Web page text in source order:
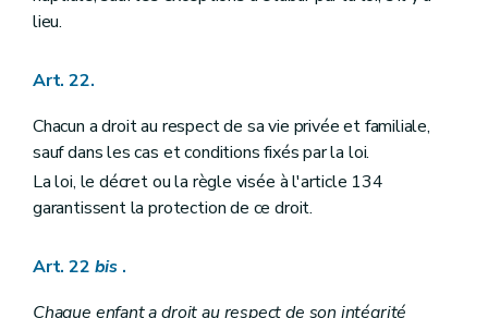
lieu.
Art. 22.
Chacun a droit au respect de sa vie privée et familiale,
sauf dans les cas et conditions fixés par la loi.
La loi, le décret ou la règle visée à l'article 134
garantissent la protection de ce droit.
Art. 22 bis .
Chaque enfant a droit au respect de son intégrité